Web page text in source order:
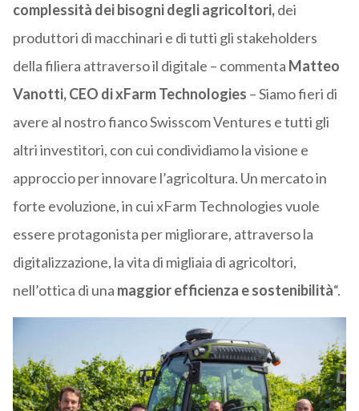
complessità dei bisogni degli agricoltori,dei
produttori di macchinari e di tutti gli stakeholders
della filiera attraverso il digitale – commenta Matteo
Vanotti, CEO di xFarm Technologies – Siamo fieri di
avere al nostro fianco Swisscom Ventures e tutti gli
altri investitori, con cui condividiamo la visione e
approccio per innovare l’agricoltura. Un mercato in
forte evoluzione, in cui xFarm Technologies vuole
essere protagonista per migliorare, attraverso la
digitalizzazione, la vita di migliaia di agricoltori,
nell’ottica di una maggior efficienza e sostenibilità“.